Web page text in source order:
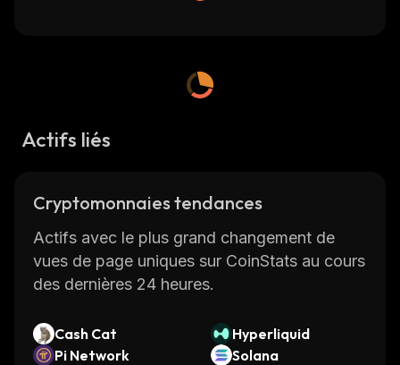
Actifs liés
Cryptomonnaies tendances
Actifs avec le plus grand changement de
vues de page uniques sur CoinStats au cours
des dernières 24 heures.
Cash Cat
Hyperliquid
Pi Network
Solana